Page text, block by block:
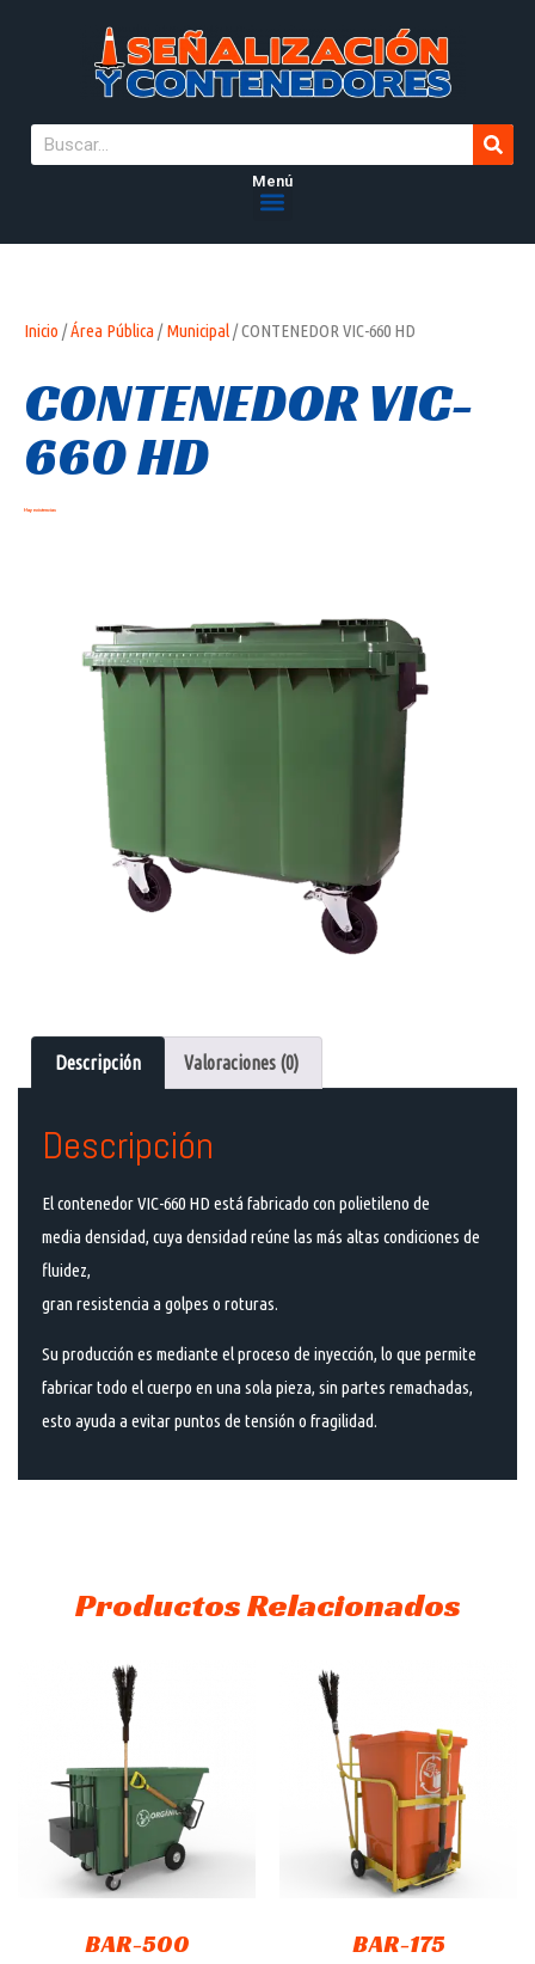
Menú
Inicio /Área Pública /Municipal/ CONTENEDOR VIC-660 HD
CONTENEDOR VIC-
660 HD
Hay existencias
Descripción Valoraciones (0)
Descripción
El contenedor VIC-660 HD está fabricado con polietileno de
media densidad, cuya densidad reúne las más altas condiciones de
fluidez,
gran resistencia a golpes o roturas.
Su producción es mediante el proceso de inyección, lo que permite
fabricar todo el cuerpo en una sola pieza, sin partes remachadas,
esto ayuda a evitar puntos de tensión o fragilidad.
Productos Relacionados
BAR-500 BAR-175